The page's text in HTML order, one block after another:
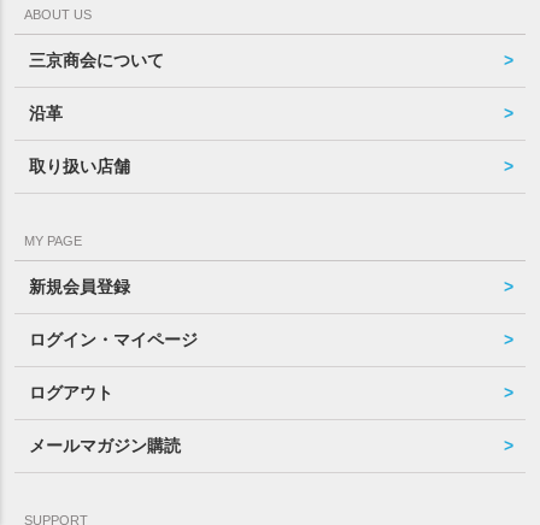
ABOUT US
三京商会について
沿革
取り扱い店舗
MY PAGE
新規会員登録
ログイン・マイページ
ログアウト
メールマガジン購読
SUPPORT